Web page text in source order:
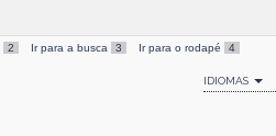
2 Ir para a busca 3 Ir para o rodapé 4
IDIOMAS